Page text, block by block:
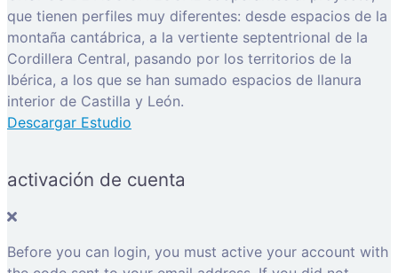
que tienen perfiles muy diferentes: desde espacios de la
montaña cantábrica, a la vertiente septentrional de la
Cordillera Central, pasando por los territorios de la
Ibérica, a los que se han sumado espacios de llanura
interior de Castilla y León.
Descargar Estudio
activación de cuenta
Before you can login, you must active your account with